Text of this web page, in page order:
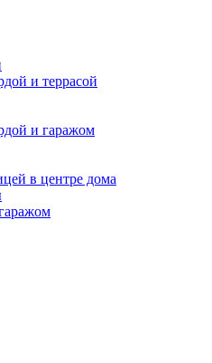
и террасой
и гаражом
в центре дома